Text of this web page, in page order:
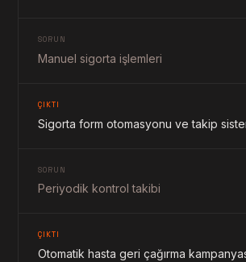
SORUN
Manuel sigorta işlemleri
ÇIKTI
Sigorta form otomasyonu ve takip
SORUN
Periyodik kontrol takibi
ÇIKTI
Otomatik hasta geri çağırma